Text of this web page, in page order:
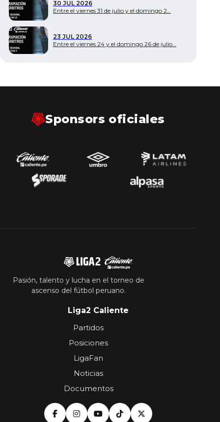
30 JUL 2026
Entre el viernes 31 de julio y el domingo 2…
23 JUL 2026
Entre el viernes 24 y el domingo 26 de julio…
Sponsors oficiales
Pasión, talento y lucha en el torneo de
ascenso del fútbol peruano.
Liga2 Caliente
Partidos
Posiciones
LigaFan
Noticias
Documentos